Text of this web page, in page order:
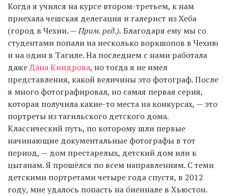
Когда я учился на курсе втором-третьем, к нам
приехала чешская делегация и галерист из Хеба
(город в Чехии. —Прим. ред.). Благодаря ему мы со
студентами попали на несколько воркшопов в Чехию
и на один в Тагиле. На последнем с нами работала
дажеДана Киндрова, но тогда я не имел
представления, какой величины это фотограф. После
я много фотографировал, но самая первая серия,
которая получила какие-то места на конкурсах, — это
портреты из тагильского детского дома.
Классический путь, по которому шли первые
начинающие документальные фотографы в тот
период, — дом престарелых, детский дом или к
цыганам. Я прошёлся по всем направлениям. С теми
детскими портретами четыре года спустя, в 2012
году, мне удалось попасть на биеннале в Хьюстон.